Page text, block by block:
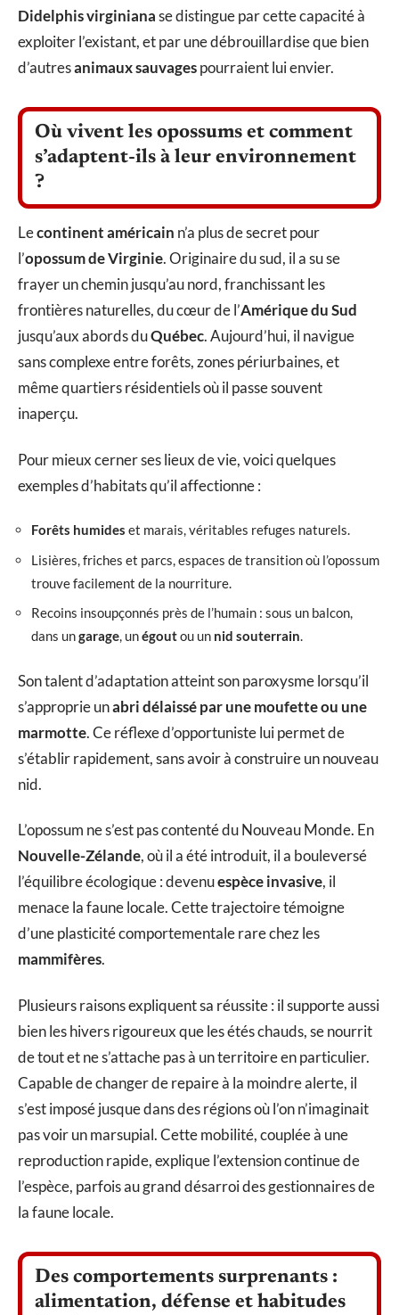
Didelphis virginianase distingue par cette capacité à
exploiter l’existant, et par une débrouillardise que bien
d’autresanimaux sauvagespourraient lui envier.
Où vivent les opossums et comment
s’adaptent-ils à leur environnement
?
Lecontinent américain n’a plus de secret pour
l’opossum de Virginie. Originaire du sud, il a su se
frayer un chemin jusqu’au nord, franchissant les
frontières naturelles, du cœur de l’Amérique du Sud
jusqu’aux abords duQuébec. Aujourd’hui, il navigue
sans complexe entre forêts, zones périurbaines, et
même quartiers résidentiels où il passe souvent
inaperçu.
Pour mieux cerner ses lieux de vie, voici quelques
exemples d’habitats qu’il affectionne :
Forêts humides et marais, véritables refuges naturels.
Lisières, friches et parcs, espaces de transition où l’opossum
trouve facilement de la nourriture.
Recoins insoupçonnés près de l’humain : sous un balcon,
dans ungarage, unégoutou un nid souterrain.
Son talent d’adaptation atteint son paroxysme lorsqu’il
s’approprie unabri délaissé par une moufette ou une
marmotte. Ce réflexe d’opportuniste lui permet de
s’établir rapidement, sans avoir à construire un nouveau
nid.
L’opossum ne s’est pas contenté du Nouveau Monde. En
Nouvelle-Zélande, où il a été introduit, il a bouleversé
l’équilibre écologique : devenuespèce invasive, il
menace la faune locale. Cette trajectoire témoigne
d’une plasticité comportementale rare chez les
mammifères.
Plusieurs raisons expliquent sa réussite : il supporte aussi
bien les hivers rigoureux que les étés chauds, se nourrit
de tout et ne s’attache pas à un territoire en particulier.
Capable de changer de repaire à la moindre alerte, il
s’est imposé jusque dans des régions où l’on n’imaginait
pas voir un marsupial. Cette mobilité, couplée à une
reproduction rapide, explique l’extension continue de
l’espèce, parfois au grand désarroi des gestionnaires de
la faune locale.
Des comportements surprenants :
alimentation, défense et habitudes